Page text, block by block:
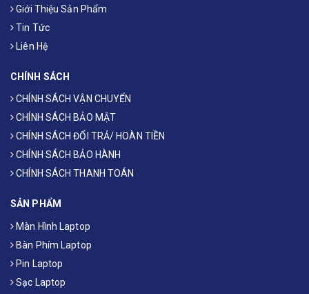
Giới Thiệu Sản Phẩm
Tin Tức
Liên Hệ
CHÍNH SÁCH
CHÍNH SÁCH VẬN CHUYỂN
CHÍNH SÁCH BẢO MẬT
CHÍNH SÁCH ĐỔI TRẢ/ HOÀN TIỀN
CHÍNH SÁCH BẢO HÀNH
CHÍNH SÁCH THANH TOÁN
SẢN PHẨM
Màn Hình Laptop
Bàn Phím Laptop
Pin Laptop
Sạc Laptop